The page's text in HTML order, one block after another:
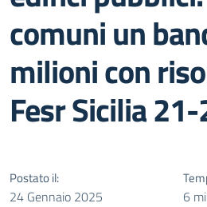
comuni un
milioni con
Fesr Sicilia
Postato il:
24 Gennaio 2025 6